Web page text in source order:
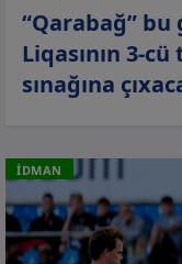
“Qarabağ” bu
Liqasının 3-
sınağına
İDMAN